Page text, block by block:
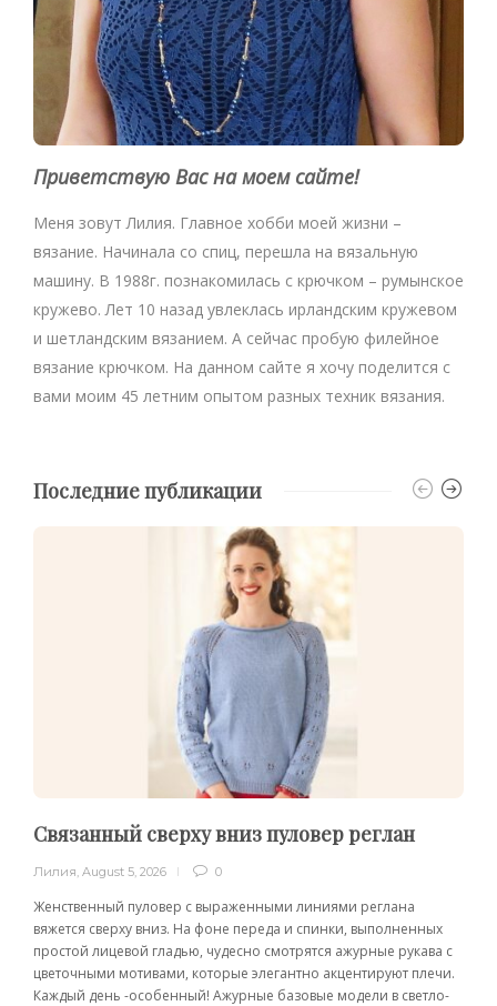
Приветствую Вас на моем сайте!
Меня зовут Лилия. Главное хобби моей жизни –
вязание. Начинала со спиц, перешла на вязальную
машину. В 1988г. познакомилась с крючком – румынское
кружево. Лет 10 назад увлеклась ирландским кружевом
и шетландским вязанием. А сейчас пробую филейное
вязание крючком. На данном сайте я хочу поделится с
вами моим 45 летним опытом разных техник вязания.
Последние публикации
Связанный сверху вниз пуловер реглан
Лилия August 5, 2026 0
Женственный пуловер с выраженными линиями реглана
вяжется сверху вниз. На фоне переда и спинки, выполненных
простой лицевой гладью, чудесно смотрятся ажурные рукава с
цветочными мотивами, которые элегантно акцентируют плечи.
Каждый день -особенный! Ажурные базовые модели в светло-